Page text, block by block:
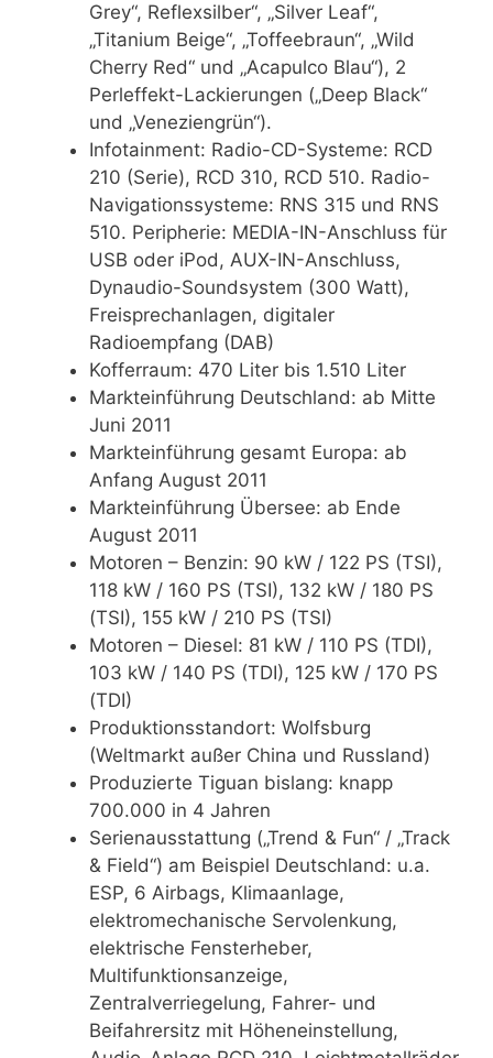
Grey“, Reflexsilber“, „Silver Leaf“,
„Titanium Beige“, „Toffeebraun“, „Wild
Cherry Red“ und „Acapulco Blau“), 2
Perleffekt-Lackierungen („Deep Black“
und „Veneziengrün“).
Infotainment: Radio-CD-Systeme: RCD
210 (Serie), RCD 310, RCD 510. Radio-
Navigationssysteme: RNS 315 und RNS
510. Peripherie: MEDIA-IN-Anschluss für
USB oder iPod, AUX-IN-Anschluss,
Dynaudio-Soundsystem (300 Watt),
Freisprechanlagen, digitaler
Radioempfang (DAB)
Kofferraum: 470 Liter bis 1.510 Liter
Markteinführung Deutschland: ab Mitte
Juni 2011
Markteinführung gesamt Europa: ab
Anfang August 2011
Markteinführung Übersee: ab Ende
August 2011
Motoren – Benzin: 90 kW / 122 PS (TSI),
118 kW / 160 PS (TSI), 132 kW / 180 PS
(TSI), 155 kW / 210 PS (TSI)
Motoren – Diesel: 81 kW / 110 PS (TDI),
103 kW / 140 PS (TDI), 125 kW / 170 PS
(TDI)
Produktionsstandort: Wolfsburg
(Weltmarkt außer China und Russland)
Produzierte Tiguan bislang: knapp
700.000 in 4 Jahren
Serienausstattung („Trend & Fun“ / „Track
& Field“) am Beispiel Deutschland: u.a.
ESP, 6 Airbags, Klimaanlage,
elektromechanische Servolenkung,
elektrische Fensterheber,
Multifunktionsanzeige,
Zentralverriegelung, Fahrer- und
Beifahrersitz mit Höheneinstellung,